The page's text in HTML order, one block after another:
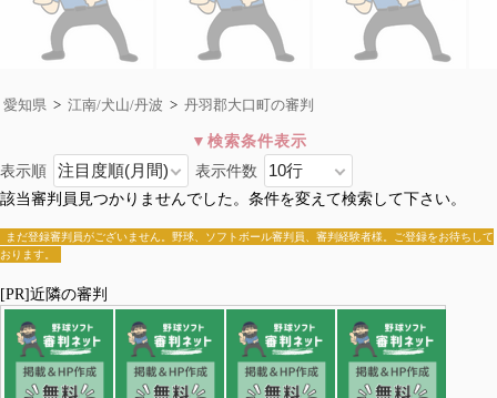
愛知県 > 江南/犬山/丹波 > 丹羽郡大口町の審判
丹羽郡大口町
江南/犬山/丹波
>丹羽郡大口町
犬山市
江南市 丹羽郡大口町 丹羽郡扶桑町
表示順
表示件数
該当審判員見つかりませんでした。条件を変えて検索して下さい。
まだ登録審判員がございません。野球、ソフトボール審判員、審判経験者様。ご登録をお待ちして
おります。
[PR]近隣の審判